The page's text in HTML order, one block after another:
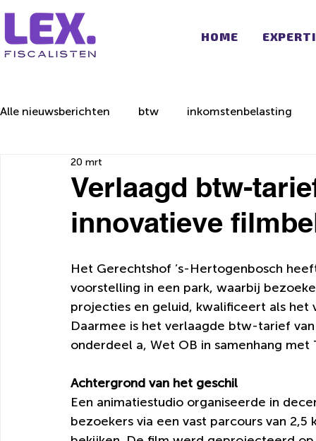
HOME
Alle nieuwsberichten btw inkomstenbelasting
Verlaagd btw-
innovatieve
20 mrt
Het Gerechtshof ’s-Hertogenbosch
voorstelling in een park, waarbij
projecties en geluid, kwalificeert als
Daarmee is het verlaagde btw-tarief
onderdeel a, Wet OB in samenhang
Achtergrond van het geschil
Een animatiestudio organiseerde in
bezoekers via een vast parcours van